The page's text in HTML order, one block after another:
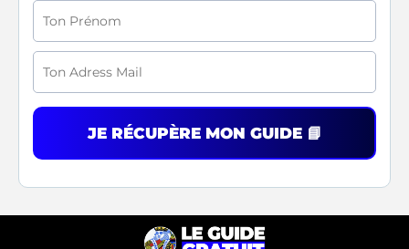
JE RÉCUPÈRE MON GUIDE 📘